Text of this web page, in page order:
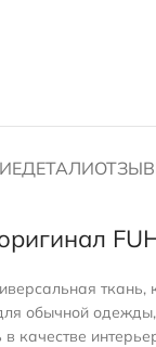
ДЕТАЛИ
ткань,
обычной
качестве